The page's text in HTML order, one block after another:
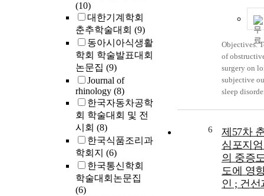
(10)
대한기계학회
춘추학술대회 (9)
동아시아식생활
학회 학술발표대회
논문집 (9)
Journal of
rhinology (8)
한국자동차공학
회 학술대회 및 전
시회 (8)
한국식품조리과
학회지 (6)
한국통신학회
학술대회논문집
(6)
The mean
202 patients
7.8±2.3 cm
optimal
moderate,
groups was
9.1±2.1 cm
(r=0.542,
(r=-0.502,
index (BMI)
neck
P<0.001),
Objectives.
of
surgery on
subjective
sleep
OSA.
patients
diagnostic
OSA
December
Patients
6
제57차
심포지
의 중증
도에 영
인 ; 건